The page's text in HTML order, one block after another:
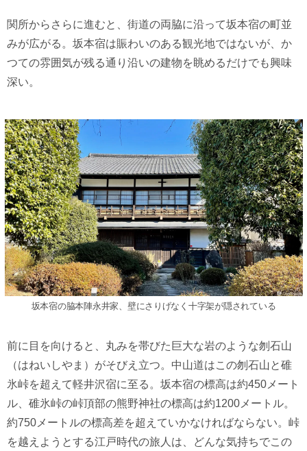
関所からさらに進むと、街道の両脇に沿って坂本宿の町並
みが広がる。坂本宿は賑わいのある観光地ではないが、か
つての雰囲気が残る通り沿いの建物を眺めるだけでも興味
深い。
坂本宿の脇本陣永井家、壁にさりげなく十字架が隠されている
前に目を向けると、丸みを帯びた巨大な岩のような刎石山
（はねいしやま）がそびえ立つ。中山道はこの刎石山と碓
氷峠を超えて軽井沢宿に至る。坂本宿の標高は約450メート
ル、碓氷峠の峠頂部の熊野神社の標高は約1200メートル。
約750メートルの標高差を超えていかなければならない。峠
を越えようとする江戸時代の旅人は、どんな気持ちでこの